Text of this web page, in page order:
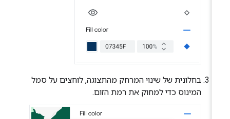
בחלונית של שינוי המרחק מהתצוגה, לוחצים על סמל
המינוס כדי למחוק את רמת הזום.